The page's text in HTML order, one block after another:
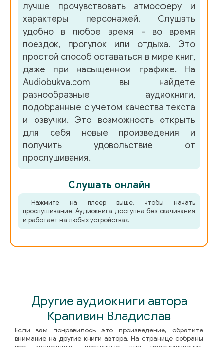
лучше прочувствовать атмосферу и
характеры персонажей. Слушать
удобно в любое время - во время
поездок, прогулок или отдыха. Это
простой способ оставаться в мире книг,
даже при насыщенном графике. На
Audiobukva.com вы найдете
разнообразные аудиокниги,
подобранные с учетом качества текста
и озвучки. Это возможность открыть
для себя новые произведения и
получить удовольствие от
прослушивания.
Слушать онлайн
Нажмите на плеер выше, чтобы начать
прослушивание. Аудиокнига доступна без скачивания
и работает на любых устройствах.
Другие аудиокниги автора
Крапивин Владислав
Если вам понравилось это произведение, обратите
внимание на другие книги автора. На странице собраны